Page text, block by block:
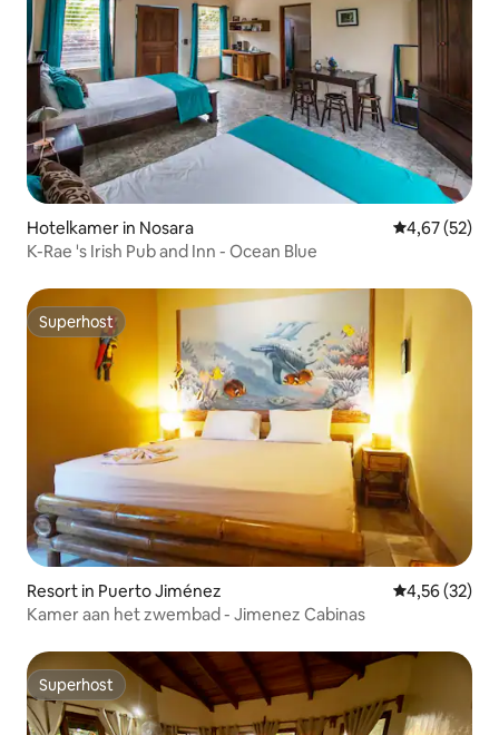
Hotelkamer in Nosara Gemiddelde
4,67 (52)
K-Rae 's Irish Pub and Inn - Ocean Blue
Superhost
Superhost
Resort in Puerto Jiménez Gemiddelde
4,56 (32)
Kamer aan het zwembad - Jimenez Cabinas
Superhost
Superhost